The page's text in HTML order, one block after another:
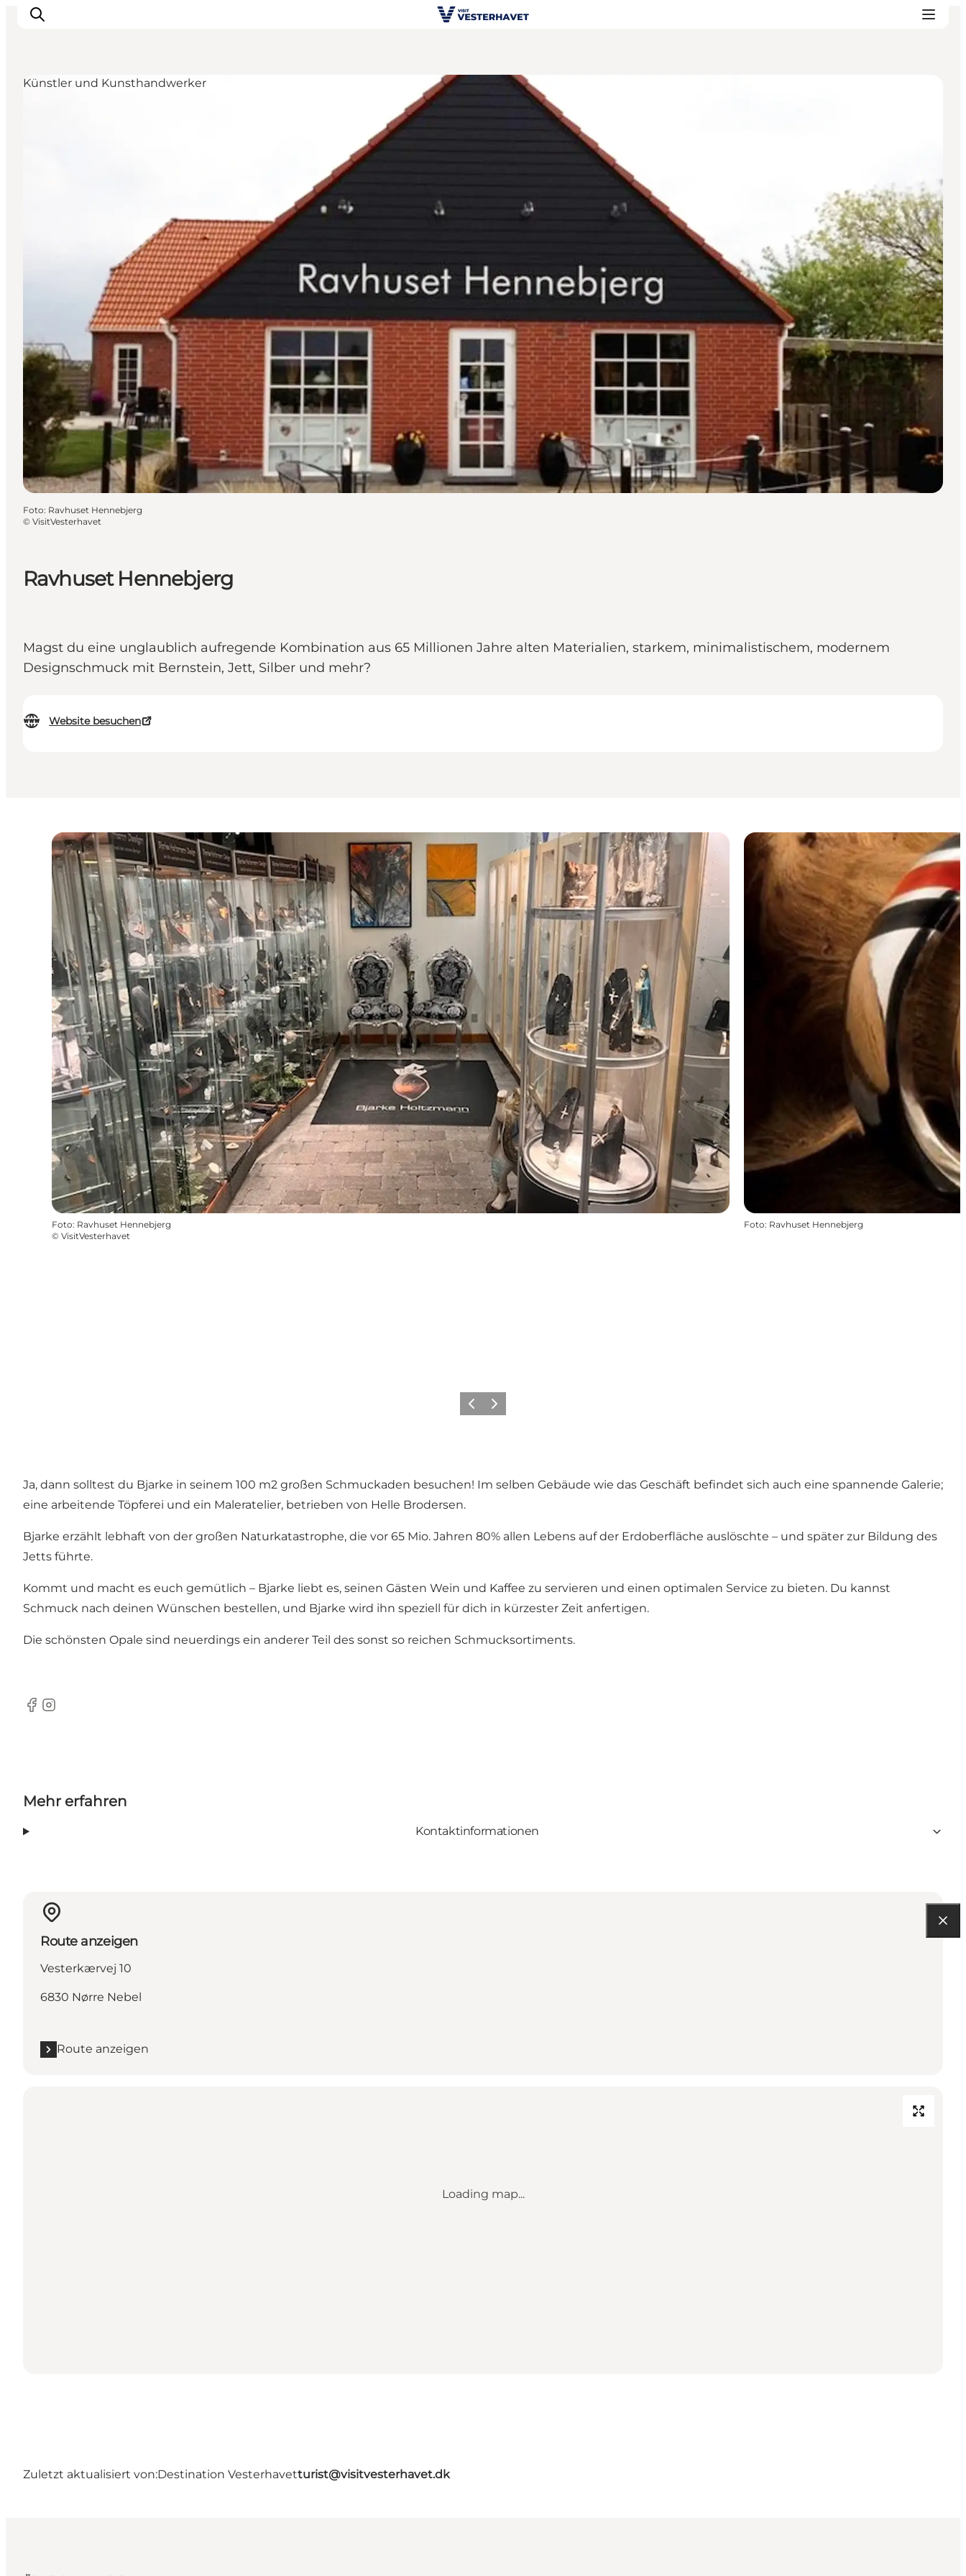
Ravhuset Hennebjerg
Magst du eine unglaublich aufregende Kombination aus 65 Millionen Jahre alten Materialien, starkem, minimalistischem, modernem
Designschmuck mit Bernstein, Jett, Silber und mehr?
Website besuchen
Künstler und Kunsthandwerker
Foto: Ravhuset Hennebjerg
© VisitVesterhavet
Foto: Ravhuset Hennebjerg
© VisitVesterhavet
Foto: Ravhuset Hennebjerg
ZurückWeiter
Ja, dann solltest du Bjarke in seinem 100 m2 großen Schmuckaden besuchen! Im selben Gebäude wie das Geschäft befindet sich auch eine spannende Galerie;
eine arbeitende Töpferei und ein Maleratelier, betrieben von Helle Brodersen.
Bjarke erzählt lebhaft von der großen Naturkatastrophe, die vor 65 Mio. Jahren 80% allen Lebens auf der Erdoberfläche auslöschte – und später zur Bildung des
Jetts führte.
Kommt und macht es euch gemütlich – Bjarke liebt es, seinen Gästen Wein und Kaffee zu servieren und einen optimalen Service zu bieten. Du kannst
Schmuck nach deinen Wünschen bestellen, und Bjarke wird ihn speziell für dich in kürzester Zeit anfertigen.
Die schönsten Opale sind neuerdings ein anderer Teil des sonst so reichen Schmucksortiments.
Facebook
Instagram
Mehr erfahren
Kontaktinformationen
Route anzeigen
Vesterkærvej 10
6830 Nørre Nebel
Route anzeigen
Loading map...
Zuletzt aktualisiert von:Destination Vesterhavetturist@visitvesterhavet.dk